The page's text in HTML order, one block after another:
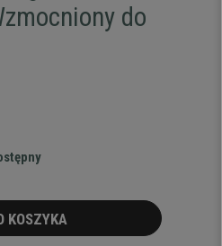
do
KOSZYKA